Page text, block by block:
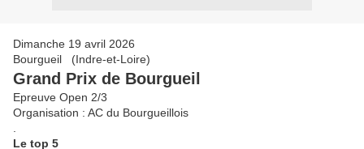
Dimanche 19 avril 2026
Bourgueil (Indre-et-Loire)
Grand Prix de Bourgueil
Epreuve Open 2/3
Organisation : AC du Bourgueillois
Le top 5